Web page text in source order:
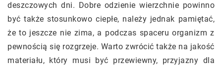
deszczowych dni. Dobre odzienie wierzchnie powinno
być także stosunkowo ciepłe, należy jednak pamiętać,
że to jeszcze nie zima, a podczas spaceru organizm z
pewnością się rozgrzeje. Warto zwrócić także na jakość
materiału, który musi być przewiewny, przyjazny dla